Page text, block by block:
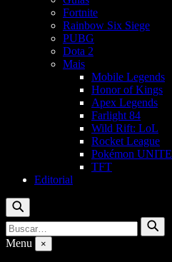
Fortnite
Rainbow Six Siege
PUBG
Dota 2
Mais
Mobile Legends
Honor of Kings
Apex Legends
Farlight 84
Wild Rift: LoL
Rocket League
Pokémon UNITE
TFT
Editorial
Buscar
Buscar
por:
Buscar
Menu ×